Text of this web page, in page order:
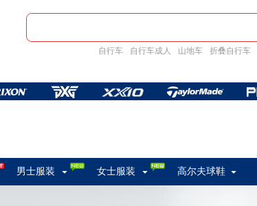
自行车 自行车成人 山地车 折叠自行车
男士服装 女士服装 高尔夫球鞋